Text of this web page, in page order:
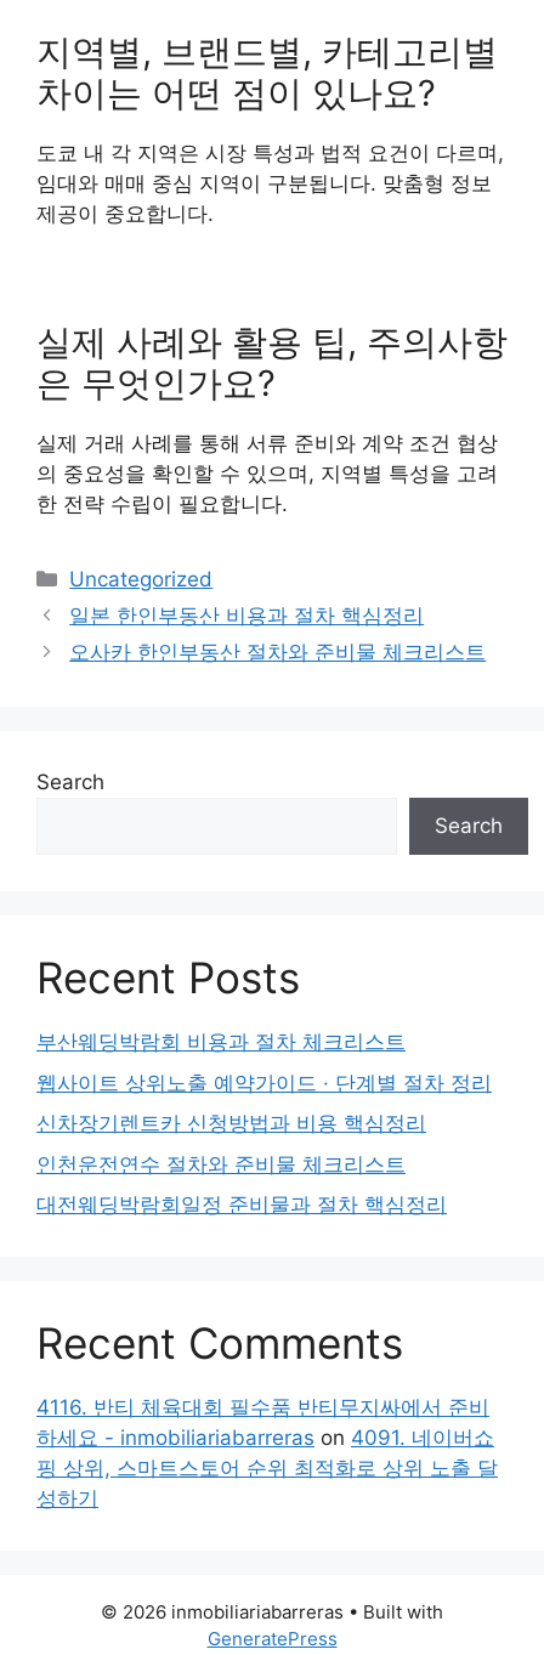
지역별, 브랜드별, 카테고리별
차이는 어떤 점이 있나요?
도쿄 내 각 지역은 시장 특성과 법적 요건이 다르며,
임대와 매매 중심 지역이 구분됩니다. 맞춤형 정보
제공이 중요합니다.
실제 사례와 활용 팁, 주의사항
은 무엇인가요?
실제 거래 사례를 통해 서류 준비와 계약 조건 협상
의 중요성을 확인할 수 있으며, 지역별 특성을 고려
한 전략 수립이 필요합니다.
Categories
Uncategorized
일본 한인부동산 비용과 절차 핵심정리
오사카 한인부동산 절차와 준비물 체크리스트
Search
Search
Recent Posts
부산웨딩박람회 비용과 절차 체크리스트
웹사이트 상위노출 예약가이드 · 단계별 절차 정리
신차장기렌트카 신청방법과 비용 핵심정리
인천운전연수 절차와 준비물 체크리스트
대전웨딩박람회일정 준비물과 절차 핵심정리
Recent Comments
4116. 반티 체육대회 필수품 반티무지싸에서 준비
하세요 - inmobiliariabarreras on 4091. 네이버쇼
핑 상위, 스마트스토어 순위 최적화로 상위 노출 달
성하기
© 2026 inmobiliariabarreras • Built with
GeneratePress